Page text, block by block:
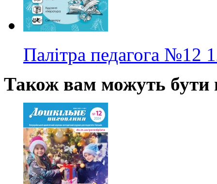
Палітра педагога №12
Також вам можуть бути